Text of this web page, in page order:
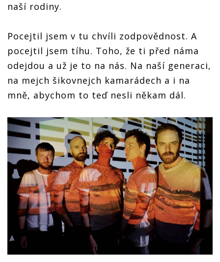
naší rodiny.
Pocejtil jsem v tu chvíli zodpovědnost. A
pocejtil jsem tíhu. Toho, že ti před náma
odejdou a už je to na nás. Na naší generaci,
na mejch šikovnejch kamarádech a i na
mně, abychom to teď nesli někam dál.